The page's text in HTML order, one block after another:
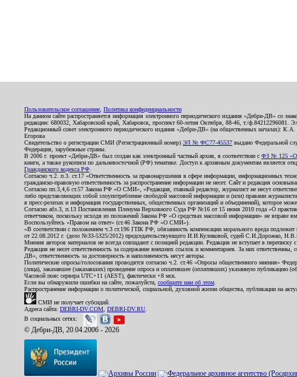
Пользовательское соглашение Политика конфиденциальности
На данном сайте распространяется информация электронного периодического издания «Дебри-ДВ»
редакции: 680032, Хабаровский край, Хабаровск, проспект 60-летия Октября, 88-46, т./ф.84212296081.
Редакционный совет электронного периодического издания «Дебри-ДВ» (на общественных
Егорова
Свидетельство о регистрации СМИ (Регистрационный номер) ЭЛ № ФС77-45537 выдано Федеральной
Федерация, зарубежные страны.
В 2006 г. проект «Дебри-ДВ» был создан как электронный частный архив, в соответствии с ФЗ № 125 «Об
книги, а также рукописи по дальневосточной (РФ) тематике. Доступ к архивным документам является
Гражданского кодекса РФ
Согласно ч.2. п.3. ст.17 «Ответственность за правонарушения в сфере информации, информационных
гражданско-правовую ответственность за распространение информации не несет. Сайт и редакция
Согласно пп.3,4,6 ст.57 Закона РФ «О СМИ», «Редакция, главный редактор, журналист не несут
либо представляющих собой злоупотребление свободой массовой информации и (или) правами
в пресс-релизах и информация государственных, общественных организаций и объединений), которое
Согласно абз.3, п.13 Постановления Пленума Верховного Суда РФ №16 от 15 июня 2010 года «О
ответчиком, поскольку исходя из положений Закона РФ «О средствах массовой информации» не вправе
Воспользуйтесь «Правом на ответ» (ст.46 Закона РФ «О СМИ»).
«В соответствии с положением ч.3 ст.196 ГПК РФ, обязанность компенсации морального вреда
от 22.08.2012 г. (дело №33-5325/2012) председательствующего И.И.Куликовой, судей С.И.Дорожко,
Мнения авторов материалов не всегда совпадают с позицией редакции. Редакция не вступает в переписку с
Редакция не несет ответственность за содержание внешних ссылок и комментариев. За них
ДВ», ответственность за достоверность и наполняемость несут авторы.
Политические опросы/голосования проводятся согласно ч.2. ст.46 «Опросы общественного мнения»
(лица), заказавшее (заказавших) проведение опроса и оплатившее (оплативших) указанную публикацию
Часовой пояс сервера UTC+11 (AEST), фактически +8 мск.
Если вы обнаружили ошибки на сайте, пожалуйста, сообщите нам об этом
Распространение информации о политической, социальной, духовной жизни общества, публикации на
СМИ не получает субсидий.
Адреса сайта: DEBRI-DV.COM DEBRI-DV.RU
В социальных сетях:
© Дебри-ДВ, 20.04.2006 - 2026